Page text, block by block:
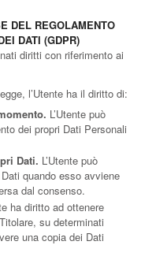
DEL REGOLAMENTO
DATI (GDPR)
diritti con riferimento ai
l’Utente ha il diritto di:
L’Utente può
dei propri Dati Personali
Dati. L’Utente può
quando esso avviene
dal consenso.
ha diritto ad ottenere
su determinati
una copia dei Dati